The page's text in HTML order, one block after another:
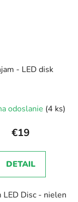
- LED disk
odoslanie (4 ks)
€19
DETAIL
LED Disc - nielen